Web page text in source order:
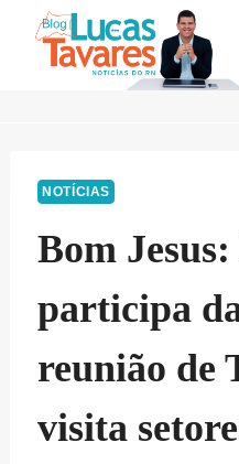
NOTÍCIAS
Bom
participa
reunião de
visita